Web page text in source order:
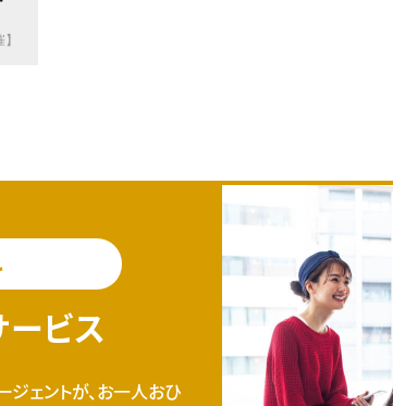
ビス
ジェントが、お一人おひ